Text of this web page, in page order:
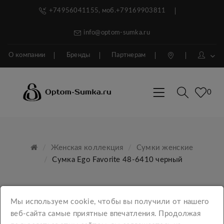
+74956041155, моб.+79169903811
info@optom-sumka.ru
О компании Бренды Партнерам
0
Женская коллекция
Сумки женские
Сумка Ego Favorite 48-6410 черный
Мы используем cookie, чтобы вы получили от нашего
веб-сайта самые приятные впечатления. Продолжая